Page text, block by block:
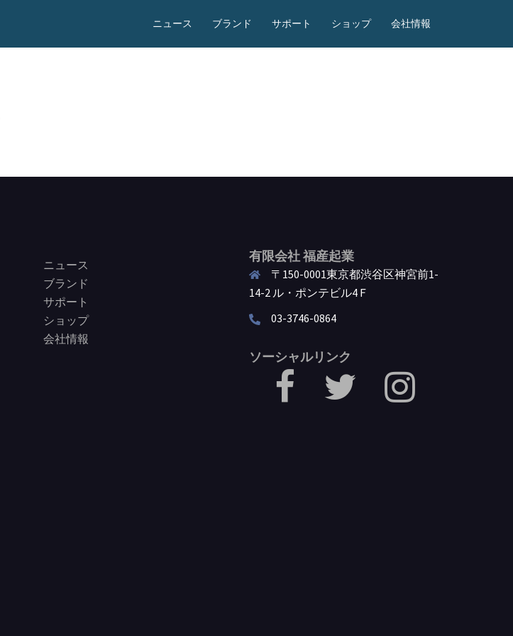
ニュース ブランド サポート ショップ 会社情報
ニュース
ブランド
サポート
ショップ
会社情報
有限会社 福産起業
〒150-0001東京都渋谷区神宮前1-
14-2 ル・ポンテビル4Ｆ
03-3746-0864
ソーシャルリンク
facebook Twitter